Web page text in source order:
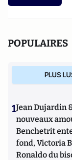
paradigme
POPULAIRES
PLUS
1Jean Dujardin
nouveaux
Benchetrit
fond, Victoria
Ronaldo du